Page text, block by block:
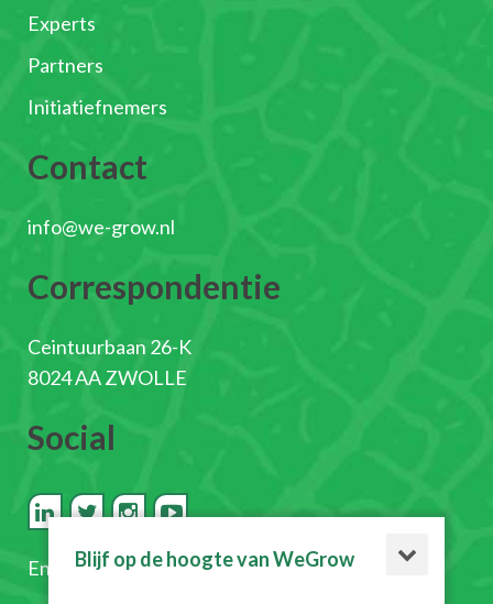
Experts
Partners
Initiatiefnemers
Contact
info@we-grow.nl
Correspondentie
Ceintuurbaan 26-K
8024 AA ZWOLLE
Social
En schrijf je in voor de nieuwsbrief
Blijf op de hoogte van WeGrow